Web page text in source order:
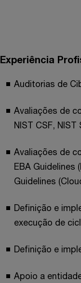
Experiência
Auditorias de
Avaliações de
NIST CSF, NIST
Avaliações de
EBA Guidelines
Guidelines
Definição e
execução de
Definição e
Apoio a